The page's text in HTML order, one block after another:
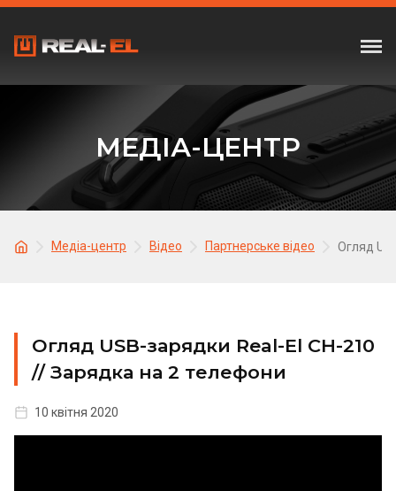
МЕДІА-ЦЕНТР
Медіа-центр Відео Партнерське відео Огляд
Огляд USB-зарядки Real-El CH-210
// Зарядка на 2 телефони
10 квітня 2020